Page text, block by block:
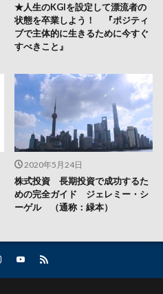
★人生のKGIを設定して漂流者の
状態を卒業しよう！ 『ポジティ
ブで主体的に生きるために今すぐ
すべきこと』
2020年5月24日
株式投資 長期投資で成功するた
めの完全ガイド ジェレミー・シ
ーゲル （通称：緑本）